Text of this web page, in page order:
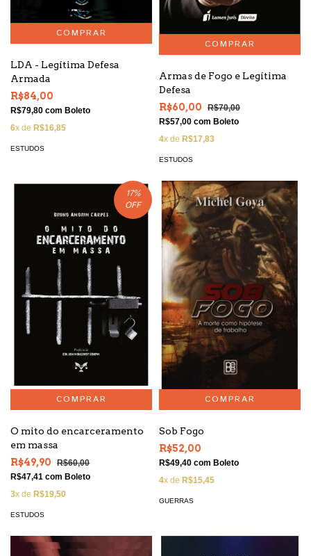
LDA - Legítima Defesa
Armada
R$84,00
R$79,80 com Boleto
6x de R$16,85
ESTUDOS
Armas de Fogo e Legítima
Defesa
R$60,00
R$70,00
R$57,00 com Boleto
4x de R$17,83
ESTUDOS
17%
OFF
O mito do encarceramento
em massa
R$49,90
R$60,00
R$47,41 com Boleto
3x de R$19,50
ESTUDOS
Sob Fogo
R$52,00
R$49,40 com Boleto
4x de R$15,45
GUERRAS